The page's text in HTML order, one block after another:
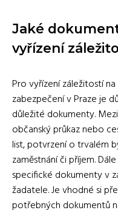
Jaké
vyřízení
Pro vyřízení záležitostí
zabezpečení v Praze je
důležité dokumenty.
občanský průkaz nebo
list, potvrzení o trvalém
zaměstnání či příjem.
specifické dokumenty v
žadatele. Je vhodné si
potřebných dokumentů